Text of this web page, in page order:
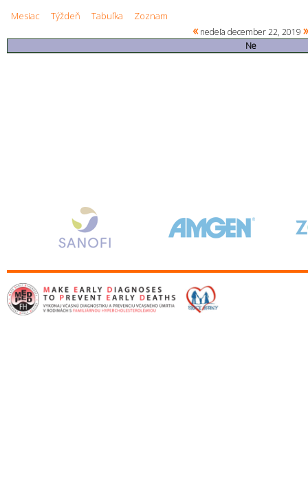
Mesiac Týždeň Tabuľka Zoznam
«nedeľa december 22, 2019
Ne